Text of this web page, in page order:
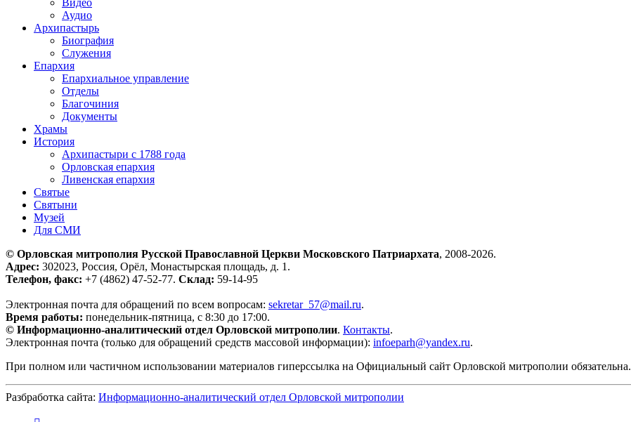
Аудио
Архипастырь
Биография
Служения
Епархия
Епархиальное управление
Отделы
Благочиния
Документы
Храмы
История
Архипастыри с 1788 года
Орловская епархия
Ливенская епархия
Святые
Святыни
Музей
Для СМИ
© Орловская митрополия Русской Православной Церкви Московского Патриархата, 2008-2026.
Адрес: 302023, Россия, Орёл, Монастырская площадь, д. 1.
Телефон, факс: +7 (4862) 47-52-77. Склад: 59-14-95
Электронная почта для обращений по всем вопросам: sekretar_57@mail.ru.
Время работы: понедельник-пятница, с 8:30 до 17:00.
© Информационно-аналитический отдел Орловской митрополии. Контакты.
Электронная почта (только для обращений средств массовой информации): infoeparh@yandex.ru.
При полном или частичном использовании материалов гиперссылка на Официальный сайт Орловской митрополии обязательна.
Разбработка сайта: Информационно-аналитический отдел Орловской митрополии